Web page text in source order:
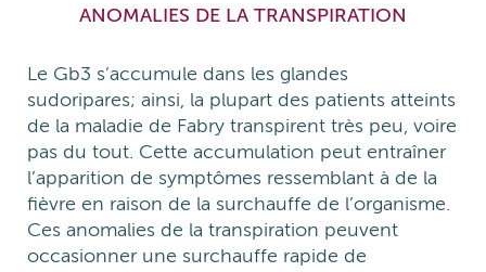
ANOMALIES DE LA TRANSPIRATION
Le Gb3 s’accumule dans les glandes
sudoripares; ainsi, la plupart des patients atteints
de la maladie de Fabry transpirent très peu, voire
pas du tout. Cette accumulation peut entraîner
l’apparition de symptômes ressemblant à de la
fièvre en raison de la surchauffe de l’organisme.
Ces anomalies de la transpiration peuvent
occasionner une surchauffe rapide de